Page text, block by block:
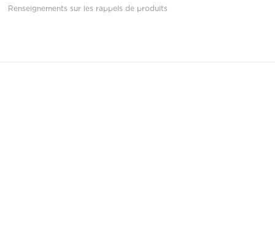
Renseignements sur les rappels de produits